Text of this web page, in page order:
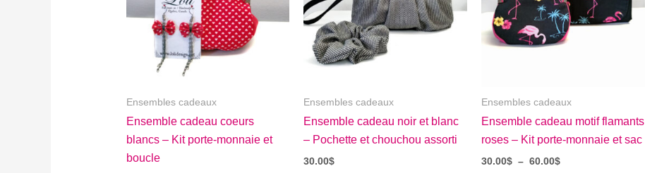
Ensembles cadeaux
Ensemble cadeau coeurs
blancs – Kit porte-monnaie et
boucle
Ensembles cadeaux
Ensemble cadeau noir et blanc
– Pochette et chouchou assorti
30.00$
Ensembles cadeaux
Ensemble cadeau motif flamants
roses – Kit porte-monnaie et sac
30.00$ – 60.00$Plage